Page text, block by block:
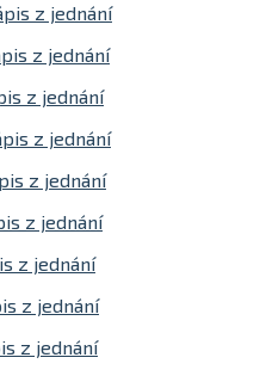
z jednání
z jednání
z jednání
z jednání
z jednání
z jednání
z jednání
z jednání
z jednání